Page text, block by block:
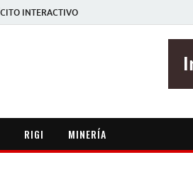
INTERACTIVO
RIGI MINERÍA